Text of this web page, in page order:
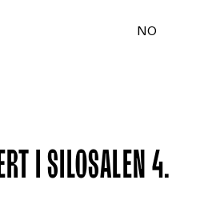
NO
i Silosalen 4.